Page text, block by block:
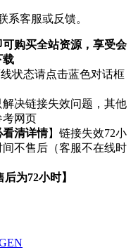
系客服或反馈。
可购买全站资源，享受会
载
线状态请点击蓝色对话框
解决链接失效问题，其他
网页
看清详情】链接失效72小
不售后（客服不在线时
为72小时】